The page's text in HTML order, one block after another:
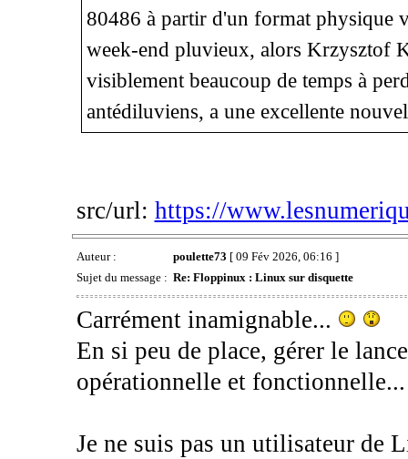
80486 à partir d'un format physique
week-end pluvieux, alors Krzysztof
visiblement beaucoup de temps à
antédiluviens, a une excellente
src/url: https://
Auteur : poulette73 [ 09 Fév 2026, 06:16 ]
Sujet du message : Re: Floppinux : Linux sur disquette
Carrément inamignable...
En si peu de place, gérer le
opérationnelle et
Je ne suis pas un utilisateur de